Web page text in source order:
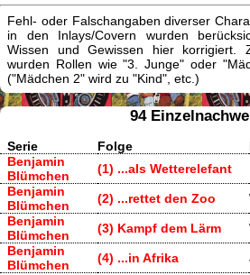
Fehl- oder Falschangaben diverser
in den Inlays/Covern wurden
Wissen und Gewissen hier korrigiert.
wurden Rollen wie "3. Junge" oder
("Mädchen 2" wird zu "Kind", etc.)
94
Serie Folge
Benjamin
Blümchen
(1) ...als Wetterelefant
Benjamin
Blümchen
(2) ...rettet den Zoo
Benjamin
Blümchen
(3) Kampf dem Lärm
Benjamin
Blümchen
(4) ...in Afrika